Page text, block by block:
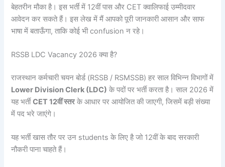
बेहतरीन मौका है। इस भर्ती में 12वीं पास और CET क्वालिफाई उम्मीदवार
आवेदन कर सकते हैं। इस लेख में मैं आपको पूरी जानकारी आसान और साफ
भाषा में बताऊँगा, ताकि कोई भी confusion न रहे।
RSSB LDC Vacancy 2026 क्या है?
राजस्थान कर्मचारी चयन बोर्ड (RSSB / RSMSSB) हर साल विभिन्न विभागों में
Lower Division Clerk (LDC) के पदों पर भर्ती करता है। साल 2026 में
यह भर्तीCET 12वीं स्तरके आधार पर आयोजित की जाएगी, जिसमें बड़ी संख्या
में पद भरे जाएंगे।
यह भर्ती खास तौर पर उन students के लिए है जो 12वीं के बाद सरकारी
नौकरी पाना चाहते हैं।